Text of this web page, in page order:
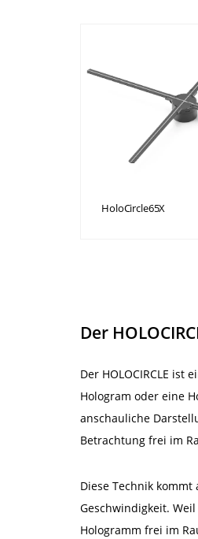
HoloCircle65X
Der
Der HOLOCIRCLE ist
Hologram oder eine
anschauliche
Betrachtung frei im
Diese Technik
Geschwindigkeit.
Hologramm frei im